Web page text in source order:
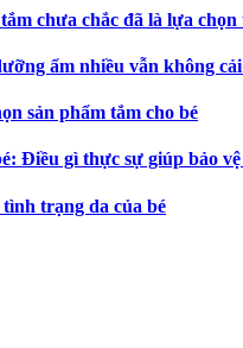
chưa chắc đã là lựa chọn
ẩm nhiều vẫn không
sản phẩm tắm cho bé
Điều gì thực sự giúp bảo
trạng da của bé